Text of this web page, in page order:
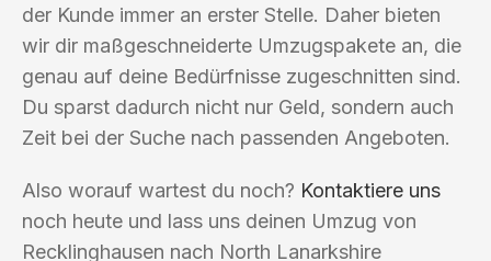
der Kunde immer an erster Stelle. Daher bieten
wir dir maßgeschneiderte Umzugspakete an, die
genau auf deine Bedürfnisse zugeschnitten sind.
Du sparst dadurch nicht nur Geld, sondern auch
Zeit bei der Suche nach passenden Angeboten.
Also worauf wartest du noch? Kontaktiere uns
noch heute und lass uns deinen Umzug von
Recklinghausen nach North Lanarkshire